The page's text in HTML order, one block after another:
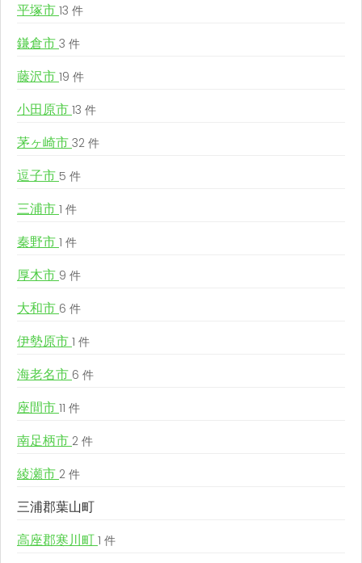
平塚市 13 件
鎌倉市 3 件
藤沢市 19 件
小田原市 13 件
茅ヶ崎市 32 件
逗子市 5 件
三浦市 1 件
秦野市 1 件
厚木市 9 件
大和市 6 件
伊勢原市 1 件
海老名市 6 件
座間市 11 件
南足柄市 2 件
綾瀬市 2 件
三浦郡葉山町
高座郡寒川町 1 件